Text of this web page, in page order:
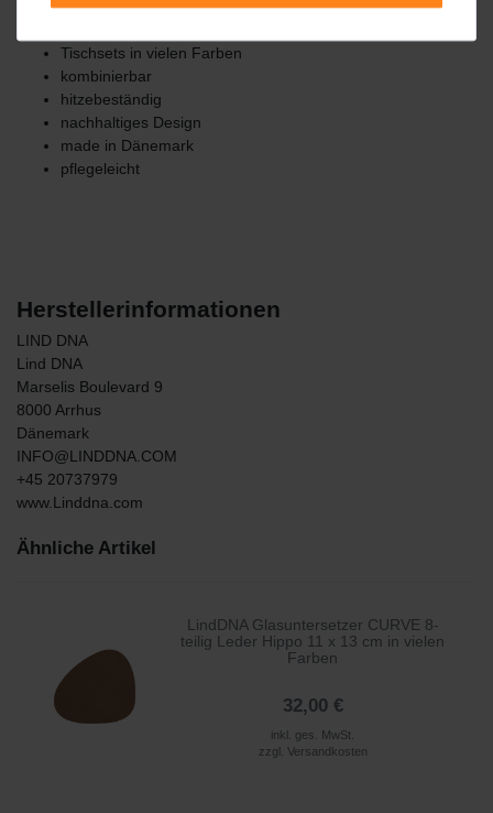
Tischsets in vielen Farben
kombinierbar
hitzebeständig
nachhaltiges Design
made in Dänemark
pflegeleicht
Herstellerinformationen
LIND DNA
Lind DNA
Marselis Boulevard 9
8000 Arrhus
Dänemark
INFO@LINDDNA.COM
+45 20737979
www.Linddna.com
Ähnliche Artikel
LindDNA Glasuntersetzer CURVE 8-
teilig Leder Hippo 11 x 13 cm in vielen
Farben
32,00 €
inkl. ges. MwSt.
zzgl. Versandkosten